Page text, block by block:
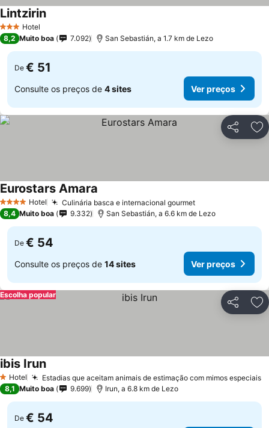
3 EstrelasHotel
Lintzirin
8,2 Muito boa 7.092 San Sebastián, a 1.7 km de Lezo
De € 51
Consulte os preços de 4 sites Ver preços
Partilhar
4 EstrelasHotel Culinária basca e internacional gourmet
Eurostars Amara
8,4 Muito boa 9.332 San Sebastián, a 6.6 km de Lezo
De € 54
Consulte os preços de 14 sites Ver preços
Partilhar
Escolha popular
1 Estrelas
Hotel Estadias que aceitam animais de estimação com mimos especiais
ibis Irun
8,1 Muito boa 9.699 Irun, a 6.8 km de Lezo
De € 54